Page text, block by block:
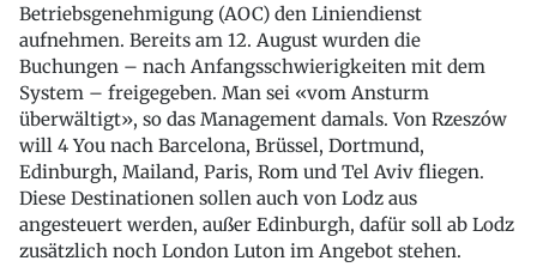
Betriebsgenehmigung (AOC) den Liniendienst
aufnehmen. Bereits am 12. August wurden die
Buchungen – nach Anfangsschwierigkeiten mit dem
System – freigegeben. Man sei «vom Ansturm
überwältigt», so das Management damals. Von Rzeszów
will 4 You nach Barcelona, Brüssel, Dortmund,
Edinburgh, Mailand, Paris, Rom und Tel Aviv fliegen.
Diese Destinationen sollen auch von Lodz aus
angesteuert werden, außer Edinburgh, dafür soll ab Lodz
zusätzlich noch London Luton im Angebot stehen.